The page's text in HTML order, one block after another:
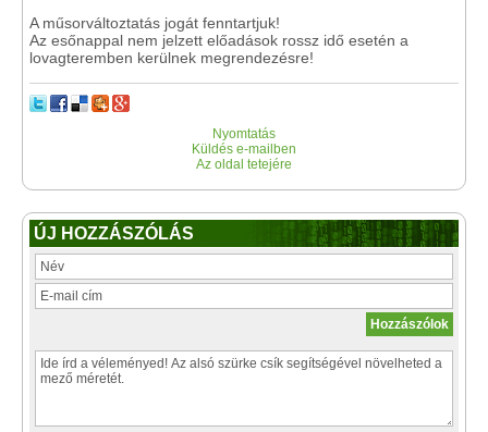
A műsorváltoztatás jogát fenntartjuk!
Az esőnappal nem jelzett előadások rossz idő esetén a
lovagteremben kerülnek megrendezésre!
Nyomtatás
Küldés e-mailben
Az oldal tetejére
ÚJ HOZZÁSZÓLÁS